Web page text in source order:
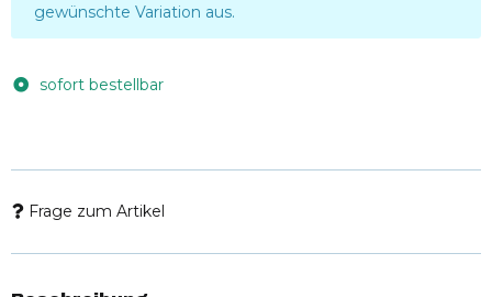
gewünschte Variation aus.
sofort bestellbar
Frage zum Artikel